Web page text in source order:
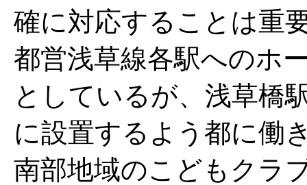
確に対応することは重
都営浅草線各駅へのホ
としているが、浅草橋
に設置するよう都に
南部地域のこどもクラ